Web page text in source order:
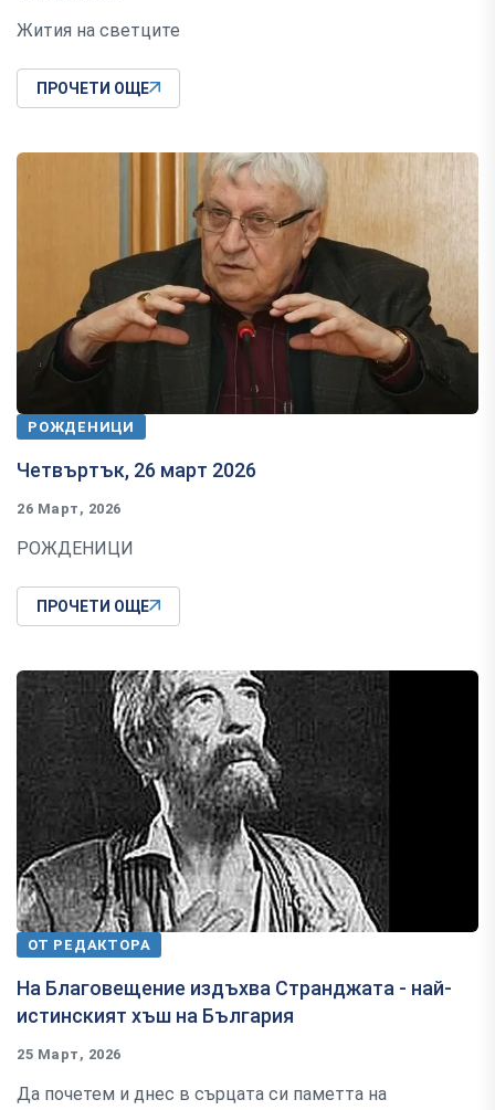
Жития на светците
ПРОЧЕТИ ОЩЕ
РОЖДЕНИЦИ
Четвъртък, 26 март 2026
26 Март, 2026
РОЖДЕНИЦИ
ПРОЧЕТИ ОЩЕ
ОТ РЕДАКТОРА
На Благовещение издъхва Странджата - най-
истинският хъш на България
25 Март, 2026
Да почетем и днес в сърцата си паметта на